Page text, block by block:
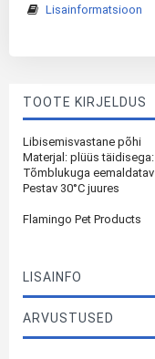
Lisainformatsioon
TOOTE KIRJELDUS
Libisemisvastane põhi
Materjal: plüüs
Tõmblukuga
Pestav 30°C juures
Flamingo Pet Products
LISAINFO
ARVUSTUSED